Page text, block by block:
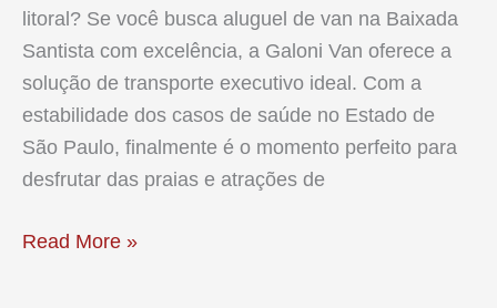
litoral? Se você busca aluguel de van na Baixada
Santista com excelência, a Galoni Van oferece a
solução de transporte executivo ideal. Com a
estabilidade dos casos de saúde no Estado de
São Paulo, finalmente é o momento perfeito para
desfrutar das praias e atrações de
Aluguel
Read More »